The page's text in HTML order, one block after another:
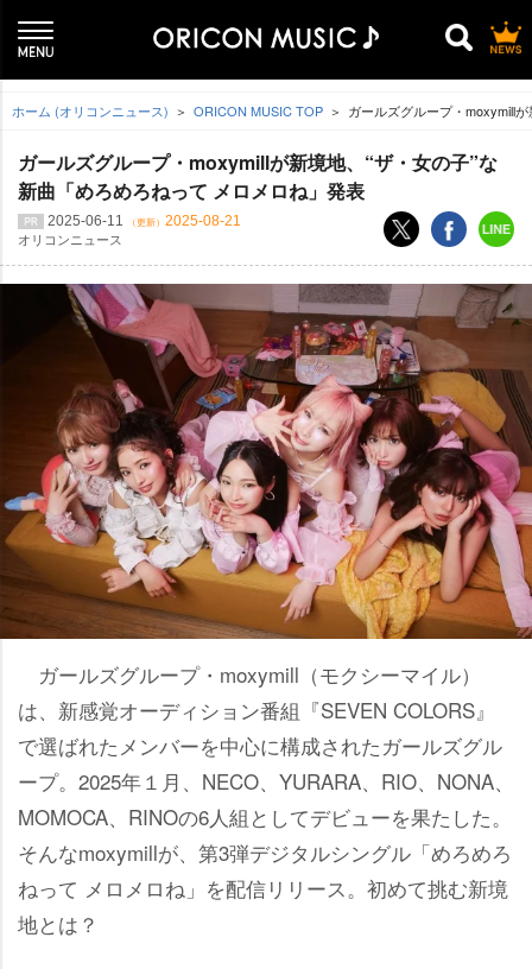
ホーム (オリコンニュース) ORICON MUSIC TOP ガールズグループ・moxymill
ガールズグループ・moxymillが新境地、“ザ・女の子”な
新曲「めろめろねって メロメロね」発表
2025-06-11 （更新） 2025-08-21
オリコンニュース
ガールズグループ・moxymill（モクシーマイル）
は、新感覚オーディション番組『SEVEN COLORS』
で選ばれたメンバーを中心に構成されたガールズグル
ープ。2025年１月、NECO、YURARA、RIO、NONA、
MOMOCA、RINOの6人組としてデビューを果たした。
そんなmoxymillが、第3弾デジタルシングル「めろめろ
ねって メロメロね」を配信リリース。初めて挑む新境
地とは？